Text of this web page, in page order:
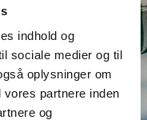
indhold og
sociale medier og til
oplysninger om
partnere inden
og